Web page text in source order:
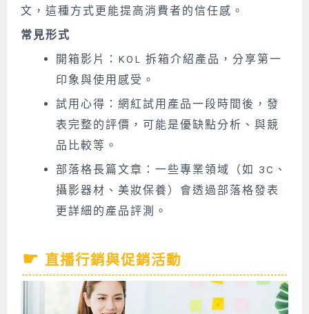
文，這種方式更能提高消費者的信任感。
常見形式
開箱影片：KOL 拆箱介紹產品，分享第一
印象與使用感受。
試用心得：網紅試用產品一段時間後，發
表完整的評價，可能是優缺點分析、與競
品比較等。
部落格長篇文章：一些專業領域（如 3C、
攝影器材、美妝保養）會透過部落格發表
更詳細的產品評測。
直播行銷與促銷活動